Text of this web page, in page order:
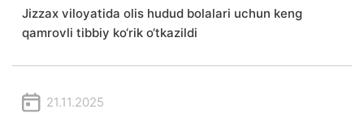
Jizzax viloyatida olis hudud bolalari uchun keng
qamrovli tibbiy ko‘rik o‘tkazildi
21.11.2025